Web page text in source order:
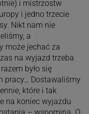
i mistrzostw
i jedno trzecie
Nikt nam nie
a
może jechać za
na wyjazd trzeba
było się
pracy… Dostawaliśmy
które i tak
na koniec wyjazdu